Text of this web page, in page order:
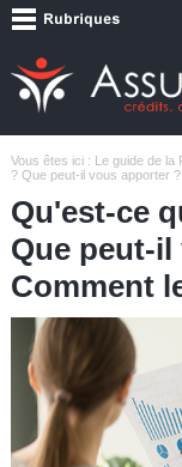
Vous êtes ici : Le guide de la
? Que peut-il vous apporter
Qu'est-ce
Que peut-
Comment